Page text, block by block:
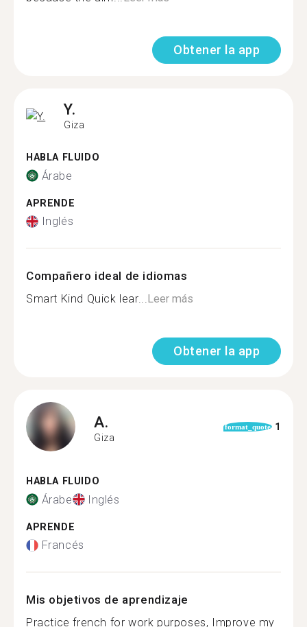
Obtener la app
Y.
Giza
HABLA FLUIDO
Árabe
APRENDE
Inglés
Compañero ideal de idiomas
Smart Kind Quick lear...Leer más
Obtener la app
A.
Giza
format_quote 1
HABLA FLUIDO
Árabe Inglés
APRENDE
Francés
Mis objetivos de aprendizaje
Practice french for work purposes, Improve my